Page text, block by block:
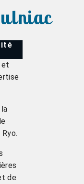
et
de